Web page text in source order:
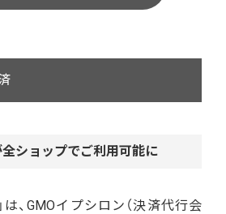
全ショップでご利用可能に
は、GMOイプシロン（決済代行会